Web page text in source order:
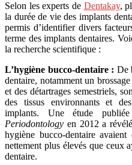
Selon les experts de Dentakay,
la durée de vie des implants
permis d’identifier divers
terme des implants dentaires.
la recherche scientifique :
L’hygiène bucco-dentaire : De
dentaire, notamment un
et des détartrages semestriels,
des tissus environnants et
implants. Une étude
Periodontology en 2012 a
hygiène bucco-dentaire
nettement plus élevés que ceux
dentaire.